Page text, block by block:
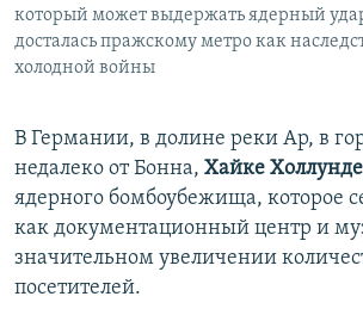
который может выдержать ядерный
досталась пражскому метро как
холодной войны
В Германии, в долине реки Ар, в
недалеко от Бонна, Хайке
ядерного бомбоубежища, которое
как документационный центр и
значительном увеличении
посетителей.